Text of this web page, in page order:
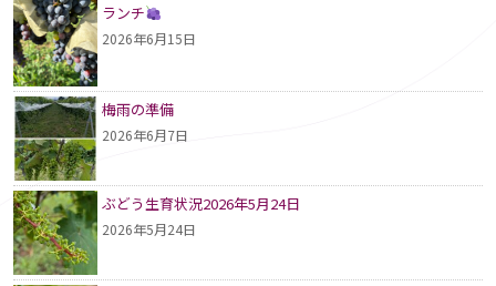
ランチ
2026年6月15日
梅雨の準備
2026年6月7日
ぶどう生育状況2026年5月24日
2026年5月24日